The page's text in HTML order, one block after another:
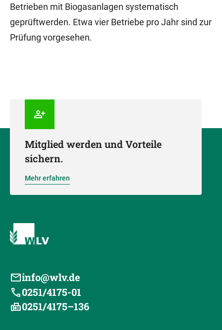
Betrieben mit Biogasanlagen systematisch
geprüftwerden. Etwa vier Betriebe pro Jahr sind zur
Prüfung vorgesehen.
Mitglied werden und Vorteile
sichern.
Mehr erfahren
info@wlv.de
0251/4175-01
0251/4175–136